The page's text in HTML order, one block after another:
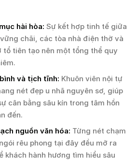
hài hòa: Sự kết hợp tinh tế giữa
chãi, các tòa nhà điện thờ và
tổ tiên tạo nên một tổng thể quy
và tịch tĩnh: Khuôn viên nội tự
nét đẹp u nhã nguyên sơ, giúp
cân bằng sâu kín trong tâm hồn
đến.
nguồn văn hóa: Từng nét chạm
rêu phong tại đây đều mở ra
khách hành hương tìm hiểu sâu